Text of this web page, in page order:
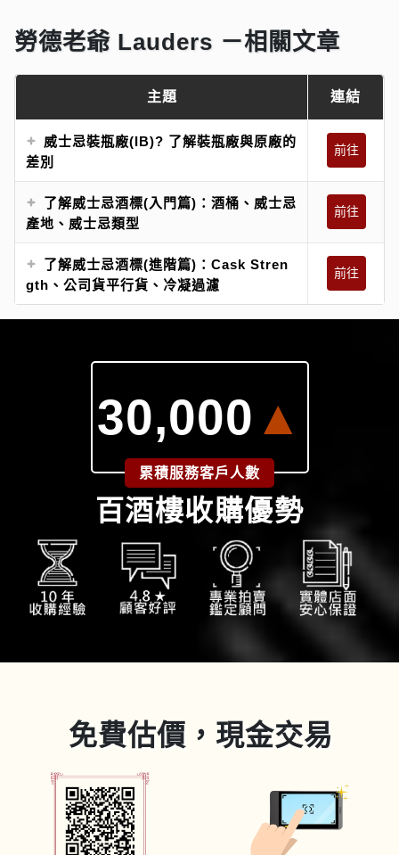
勞德老爺 Lauders －相關文章
主題 連結
威士忌裝瓶廠(IB)? 了解裝瓶廠與原廠的
差別
前往
了解威士忌酒標(入門篇)：酒桶、威士忌
產地、威士忌類型
前往
了解威士忌酒標(進階篇)：Cask Stren
gth、公司貨平行貨、冷凝過濾
前往
30,000 ▲
累積服務客戶人數
百酒樓收購優勢
免費估價，現金交易